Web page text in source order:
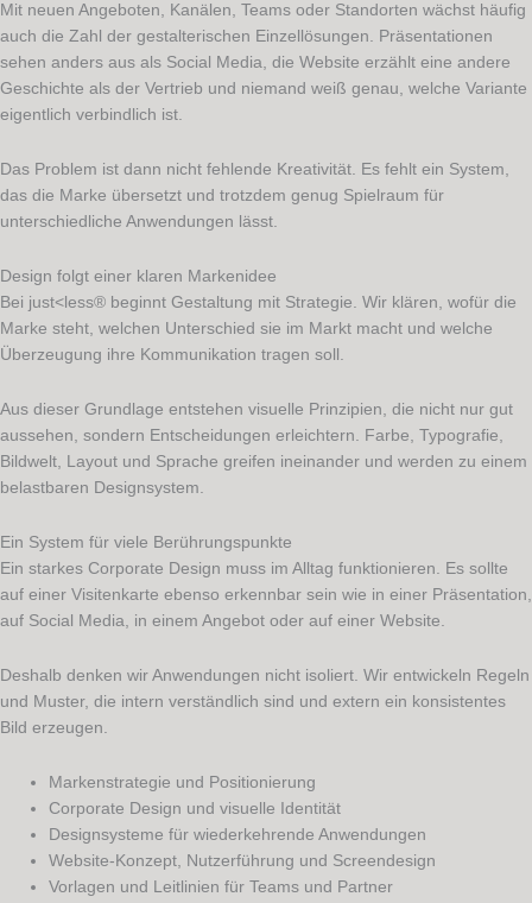
Mit neuen Angeboten, Kanälen, Teams oder Standorten wächst häufig
auch die Zahl der gestalterischen Einzellösungen. Präsentationen
sehen anders aus als Social Media, die Website erzählt eine andere
Geschichte als der Vertrieb und niemand weiß genau, welche Variante
eigentlich verbindlich ist.
Das Problem ist dann nicht fehlende Kreativität. Es fehlt ein System,
das die Marke übersetzt und trotzdem genug Spielraum für
unterschiedliche Anwendungen lässt.
Design folgt einer klaren Markenidee
Bei just<less® beginnt Gestaltung mit Strategie. Wir klären, wofür die
Marke steht, welchen Unterschied sie im Markt macht und welche
Überzeugung ihre Kommunikation tragen soll.
Aus dieser Grundlage entstehen visuelle Prinzipien, die nicht nur gut
aussehen, sondern Entscheidungen erleichtern. Farbe, Typografie,
Bildwelt, Layout und Sprache greifen ineinander und werden zu einem
belastbaren Designsystem.
Ein System für viele Berührungspunkte
Ein starkes Corporate Design muss im Alltag funktionieren. Es sollte
auf einer Visitenkarte ebenso erkennbar sein wie in einer Präsentation,
auf Social Media, in einem Angebot oder auf einer Website.
Deshalb denken wir Anwendungen nicht isoliert. Wir entwickeln Regeln
und Muster, die intern verständlich sind und extern ein konsistentes
Bild erzeugen.
Markenstrategie und Positionierung
Corporate Design und visuelle Identität
Designsysteme für wiederkehrende Anwendungen
Website-Konzept, Nutzerführung und Screendesign
Vorlagen und Leitlinien für Teams und Partner